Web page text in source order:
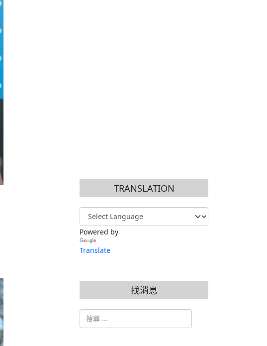
TRANSLATION
Powered by
Translate
找消息
搜索